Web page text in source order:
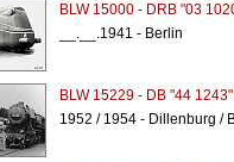
BLW 15000 - DRB "03
__.__.1941 - Berlin
BLW 15229 - DB "44 1243"
1952 / 1954 - Dillenburg /